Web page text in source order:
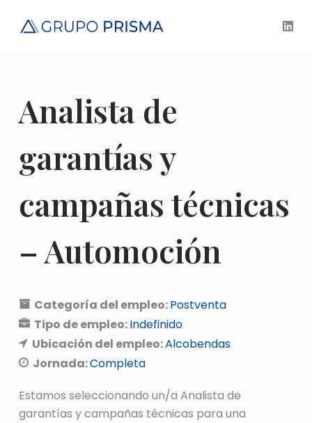
a
a
c
o
o
Analista de
garantías y
campañas técnicas
– Automoción
Categoría del empleo:Postventa
Tipo de empleo:Indefinido
Ubicación del empleo:Alcobendas
Jornada:Completa
Estamos seleccionando un/a Analista de
garantías y campañas técnicas para una